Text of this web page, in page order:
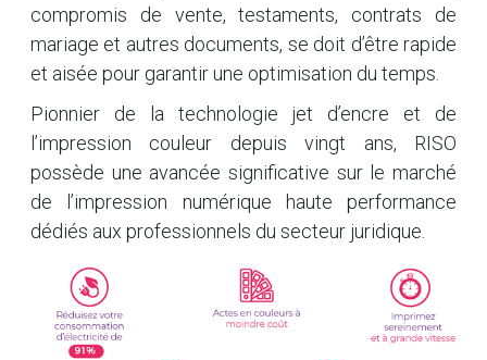
compromis de vente, testaments, contrats de
mariage et autres documents, se doit d’être rapide
et aisée pour garantir une optimisation du temps.
Pionnier de la technologie jet d’encre et de
l’impression couleur depuis vingt ans, RISO
possède une avancée significative sur le marché
de l’impression numérique haute performance
dédiés aux professionnels du secteur juridique.